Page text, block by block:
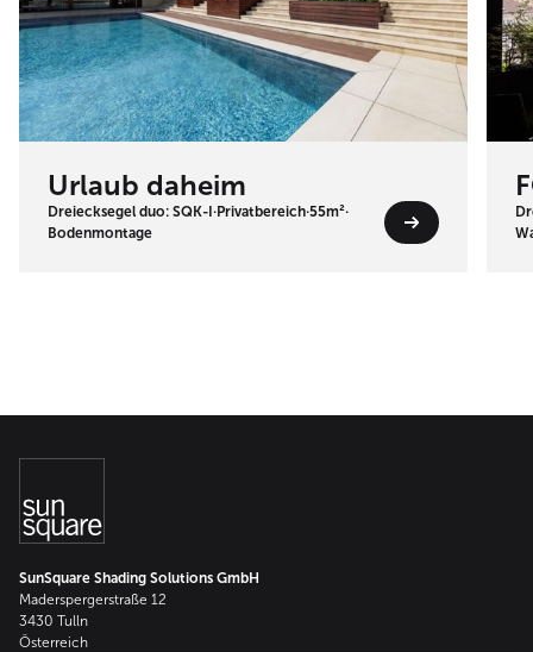
Urlaub daheim
Dreiecksegel duo: SQK-I·Privatbereich·55m²·
Bodenmontage
SunSquare Shading Solutions GmbH
Maderspergerstraße 12
3430 Tulln
Österreich